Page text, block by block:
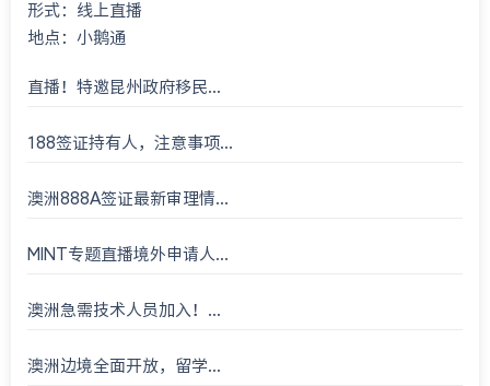
形式：线上直播
地点：小鹅通
直播！特邀昆州政府移民...
188签证持有人，注意事项...
澳洲888A签证最新审理情...
MINT专题直播境外申请人...
澳洲急需技术人员加入！...
澳洲边境全面开放，留学...